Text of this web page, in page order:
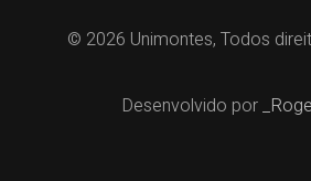
© 2026 Unimontes, Todos
Desenvolvido por